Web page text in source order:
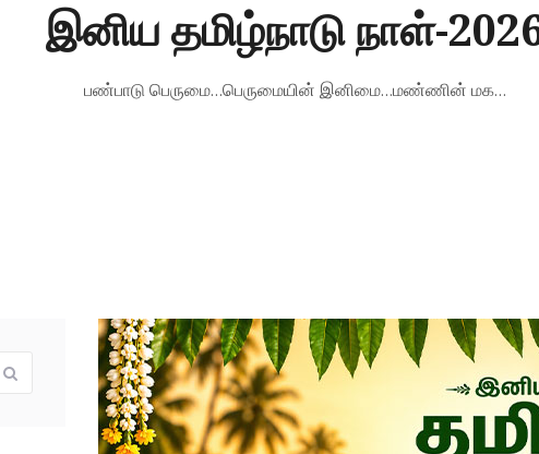
இனிய தமிழ்நாடு நாள்-
பண்பாடு பெருமை...பெருமையின் இனிமை...மண்ணின் மக...